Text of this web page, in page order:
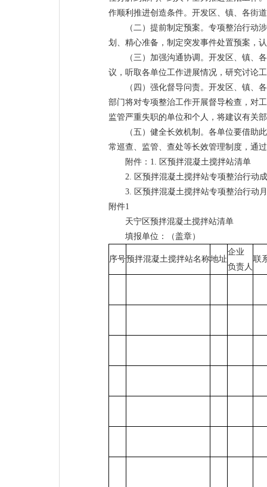
作顺利推进创造条件。开发区、镇、各街
（二）提前制定预案。专项整治行动
划、精心准备，制定突发事件处置预案，
（三）加强沟通协调。开发区、镇、
议，听取各单位工作进展情况，研究讨论
（四）强化督导问责。开发区、镇、
部门将对专项整治工作开展督导检查，对
监管严重失职的单位和个人，将建议有关
（五）健全长效机制。各单位要借助
常巡查、监管、查处等长效管理制度，通
附件：1. 区预拌混凝土搅拌站清单
2. 区预拌混凝土搅拌站专项整治行动
3. 区预拌混凝土搅拌站专项整治行动
附件1
天宁区预拌混凝土搅拌站清单
填报单位：（盖章）
序号预拌混凝土搅拌站名称地址
企业
负责人
联